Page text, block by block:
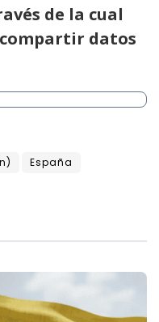
de la cual
datos
España